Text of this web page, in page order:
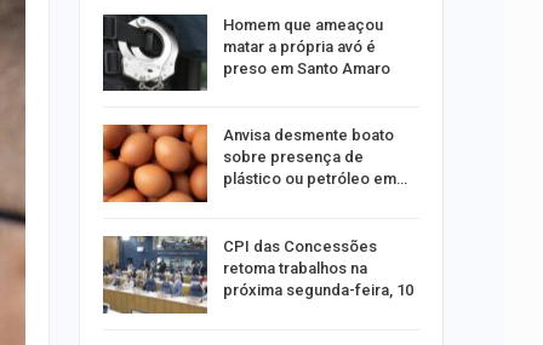
Homem que ameaçou
matar a própria avó é
preso em Santo Amaro
Anvisa desmente boato
sobre presença de
plástico ou petróleo em…
CPI das Concessões
retoma trabalhos na
próxima segunda-feira, 10